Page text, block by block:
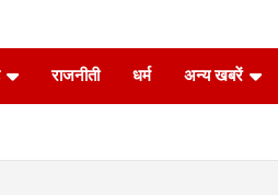
राजनीती धर्म अन्य खबरें